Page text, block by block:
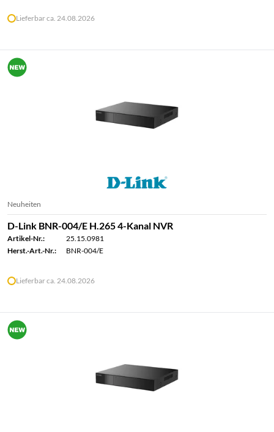
Lieferbar ca. 24.08.2026
Neuheiten
D-Link BNR-004/E H.265 4-Kanal NVR
Artikel-Nr.:
25.15.0981
Herst.-Art.-Nr.:
BNR-004/E
Lieferbar ca. 24.08.2026